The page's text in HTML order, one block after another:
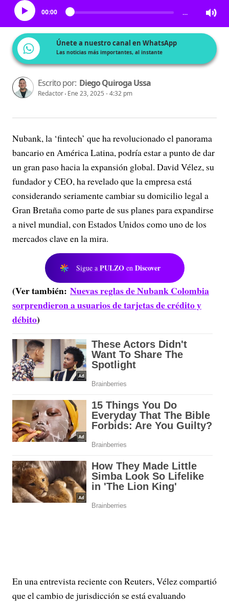
00:00 …
Únete a nuestro canal en WhatsApp
Las noticias más importantes, al instante
Escrito por: Diego Quiroga Ussa
Redactor Ene 23, 2025 - 4:32 pm
Nubank, la ‘fintech’ que ha revolucionado el panorama
bancario en América Latina, podría estar a punto de dar
un gran paso hacia la expansión global. David Vélez, su
fundador y CEO, ha revelado que la empresa está
considerando seriamente cambiar su domicilio legal a
Gran Bretaña como parte de sus planes para expandirse
a nivel mundial, con Estados Unidos como uno de los
mercados clave en la mira.
Sigue a PULZO en Discover
(Ver también: Nuevas reglas de Nubank Colombia
sorprendieron a usuarios de tarjetas de crédito y
débito)
En una entrevista reciente con Reuters, Vélez compartió
que el cambio de jurisdicción se está evaluando